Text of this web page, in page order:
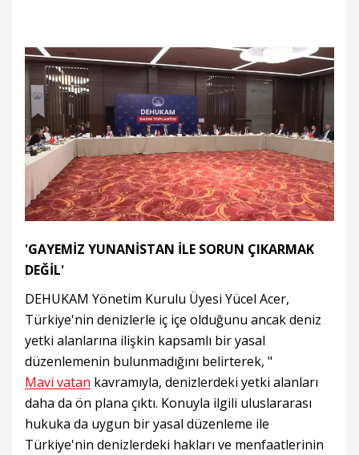
'GAYEMİZ YUNANİSTAN İLE SORUN ÇIKARMAK
DEĞİL'
DEHUKAM Yönetim Kurulu Üyesi Yücel Acer,
Türkiye'nin denizlerle iç içe olduğunu ancak deniz
yetki alanlarına ilişkin kapsamlı bir yasal
düzenlemenin bulunmadığını belirterek, "
Mavi vatan kavramıyla, denizlerdeki yetki alanları
daha da ön plana çıktı. Konuyla ilgili uluslararası
hukuka da uygun bir yasal düzenleme ile
Türkiye'nin denizlerdeki hakları ve menfaatlerinin